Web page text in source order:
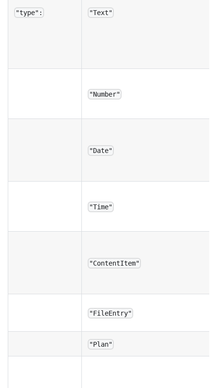
"type": "Text"
"Number"
"Date"
"Time"
"ContentItem"
"FileEntry"
"Plan"